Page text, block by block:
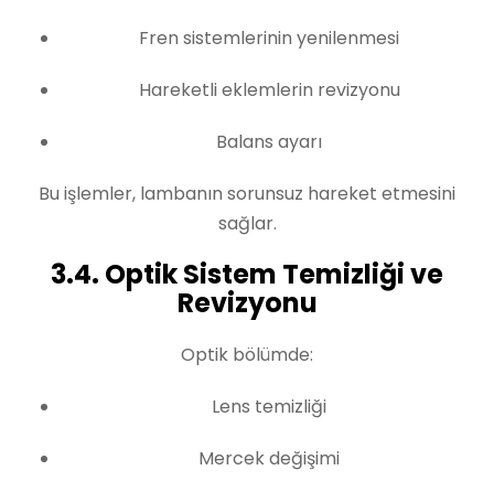
Fren sistemlerinin yenilenmesi
Hareketli eklemlerin revizyonu
Balans ayarı
Bu işlemler, lambanın sorunsuz hareket etmesini
sağlar.
3.4. Optik Sistem Temizliği ve
Revizyonu
Optik bölümde:
Lens temizliği
Mercek değişimi